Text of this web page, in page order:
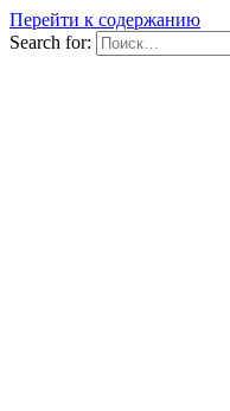
Перейти к содержанию
Search for: